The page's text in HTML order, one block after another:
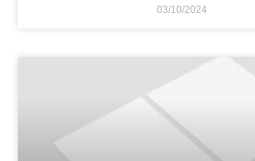
03/10/2024